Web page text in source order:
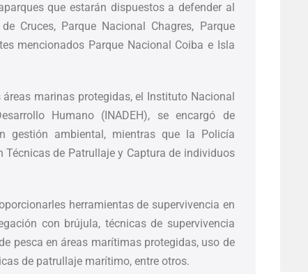
que estarán dispuestos a defender al
Cruces, Parque Nacional Chagres, Parque
mencionados Parque Nacional Coiba e Isla
marinas protegidas, el Instituto Nacional
Humano (INADEH), se encargó de
gestión ambiental, mientras que la Policía
de Patrullaje y Captura de individuos
herramientas de supervivencia en
con brújula, técnicas de supervivencia
pesca en áreas marítimas protegidas, uso de
de patrullaje marítimo, entre otros.